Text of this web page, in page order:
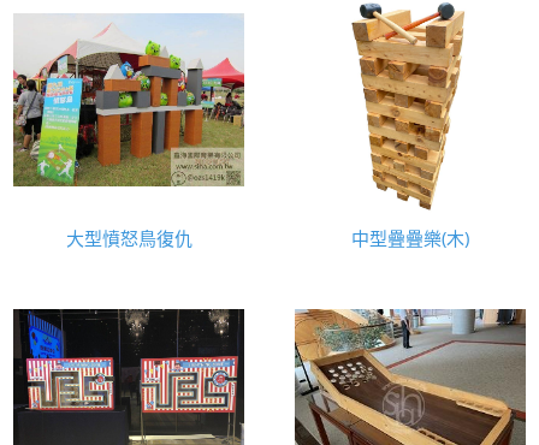
大型憤怒鳥復仇 中型疊疊樂(木)